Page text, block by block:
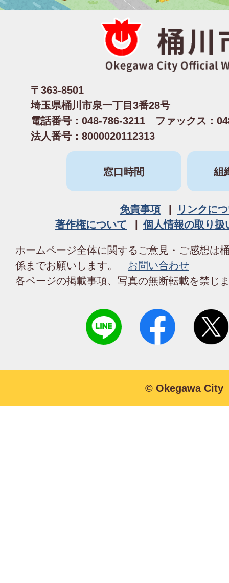
〒363-8501
埼玉県桶川市泉一丁目3番28号
電話番号：048-786-3211 ファックス：
法人番号：8000020112313
窓口時間 組
免責事項
リンクに
著作権について
個人情報の取り扱
ホームページ全体に関するご意見・ご感想は
係までお願いします。 お問い合わせ
各ページの掲載事項、写真の無断転載を禁じ
© Okegawa City